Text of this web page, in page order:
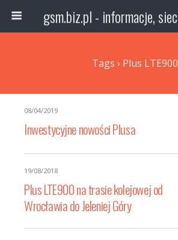
Tags › Plus LTE900
08/04/2019
Inwestycyjne nowości Plusa
19/08/2018
Plus LTE900 na trasie kolejowej od
Wrocławia do Jeleniej Góry